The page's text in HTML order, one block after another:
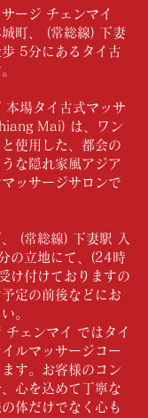
ージ チェンマイ
町、 (常総線) 下妻
5分にあるタイ古
本場タイ古式マッサ
Mai) は、ワン
使用した、都会の
な隠れ家風アジア
ッサージサロンで
(常総線) 下妻駅 入
の立地にて、(24時
け付けておりますの
定の前後などにお
。
チェンマイ ではタイ
ルマッサージコー
す。お客様のコン
心を込めて丁寧な
体だけでなく心も